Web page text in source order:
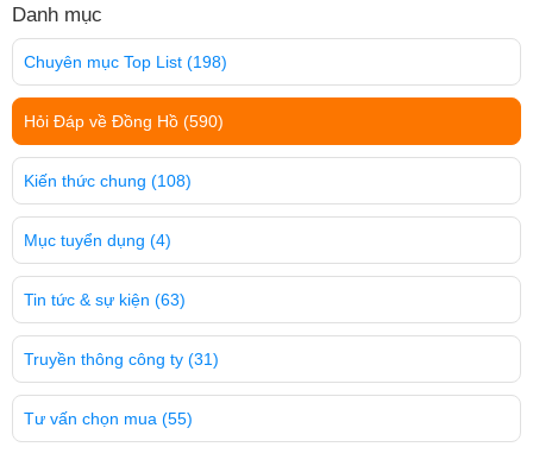
Danh mục
Chuyên mục Top List (198)
Hỏi Đáp về Đồng Hồ (590)
Kiến thức chung (108)
Mục tuyển dụng (4)
Tin tức & sự kiện (63)
Truyền thông công ty (31)
Tư vấn chọn mua (55)